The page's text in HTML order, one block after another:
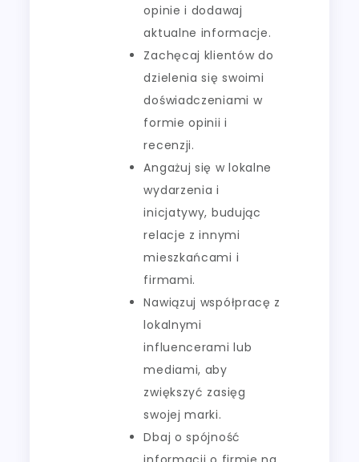
opinie i dodawaj
aktualne informacje.
Zachęcaj klientów do
dzielenia się swoimi
doświadczeniami w
formie opinii i
recenzji.
Angażuj się w lokalne
wydarzenia i
inicjatywy, budując
relacje z innymi
mieszkańcami i
firmami.
Nawiązuj współpracę z
lokalnymi
influencerami lub
mediami, aby
zwiększyć zasięg
swojej marki.
Dbaj o spójność